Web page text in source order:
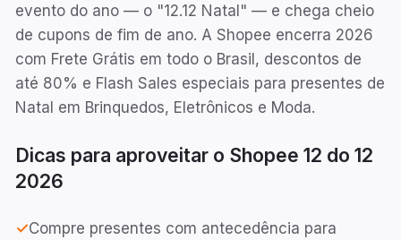
evento do ano — o "12.12 Natal" — e chega cheio
de cupons de fim de ano. A Shopee encerra 2026
com Frete Grátis em todo o Brasil, descontos de
até 80% e Flash Sales especiais para presentes de
Natal em Brinquedos, Eletrônicos e Moda.
Dicas para aproveitar o Shopee 12 do 12
2026
✓Compre presentes com antecedência para